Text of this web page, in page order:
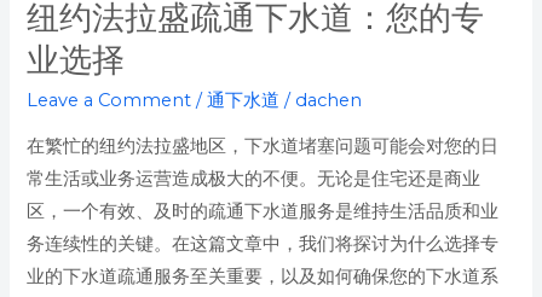
纽约法拉盛疏通下水道：您的专
业选择
Leave a Comment /通下水道 / dachen
在繁忙的纽约法拉盛地区，下水道堵塞问题可能会对您的日
常生活或业务运营造成极大的不便。无论是住宅还是商业
区，一个有效、及时的疏通下水道服务是维持生活品质和业
务连续性的关键。在这篇文章中，我们将探讨为什么选择专
业的下水道疏通服务至关重要，以及如何确保您的下水道系